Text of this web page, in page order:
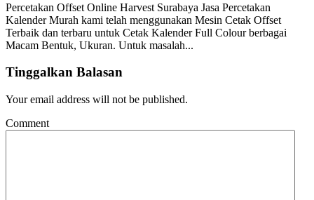
Percetakan Offset Online Harvest Surabaya Jasa Percetakan
Kalender Murah kami telah menggunakan Mesin Cetak Offset
Terbaik dan terbaru untuk Cetak Kalender Full Colour berbagai
Macam Bentuk, Ukuran. Untuk masalah...
Tinggalkan Balasan
Your email address will not be published.
Comment